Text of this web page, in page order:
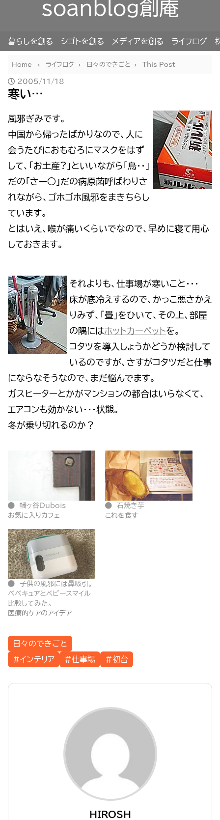
soanblog創庵
暮らしを創る シゴトを創る メディアを創る ライフログ
Home ライフログ 日々のできごと This Post
2005/11/18
寒い…
風邪ぎみです。
中国から帰ったばかりなので、人に
会うたびにおもむろにマスクをはず
して、「お土産?」といいながら「鳥・・」
だの「さー○」だの病原菌呼ばわりさ
れながら、ゴホゴホ風邪をまきちらし
ています。
とはいえ、喉が痛いくらいでなので、早めに寝て用心
しておきます。
それよりも、仕事場が寒いこと・・・
床が底冷えするので、かっこ悪さかえ
りみず、「畳」をひいて、その上、部屋
の隅にはホットカーペットを。
コタツを導入しょうかどうか検討して
いるのですが、さすがコタツだと仕事
にならなそうなので、まだ悩んでます。
ガスヒーターとかがマンションの都合はいらなくて、
エアコンも効かない・・・状態。
冬が乗り切れるのか？
幡ヶ谷Dubois
お気に入りカフェ
石焼き芋
これを食す
子供の風邪には鼻吸引。
べべキュアとベビースマイル
比較してみた。
医療的ケアのアイデア
日々のできごと
#インテリア
#仕事場 #初台
HIROSH